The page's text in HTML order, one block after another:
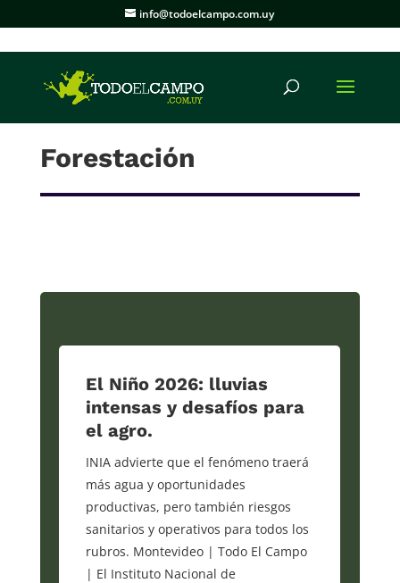
info@todoelcampo.com.uy
Forestación
El Niño 2026: lluvias
intensas y desafíos para
el agro.
INIA advierte que el fenómeno traerá
más agua y oportunidades
productivas, pero también riesgos
sanitarios y operativos para todos los
rubros. Montevideo | Todo El Campo
| El Instituto Nacional de